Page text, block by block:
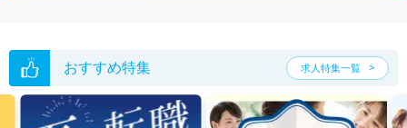
転職支援の他、情報収集や募集状況の確認も、お気軽にご相談くださ
い。
おすすめ特集 求人特集一覧